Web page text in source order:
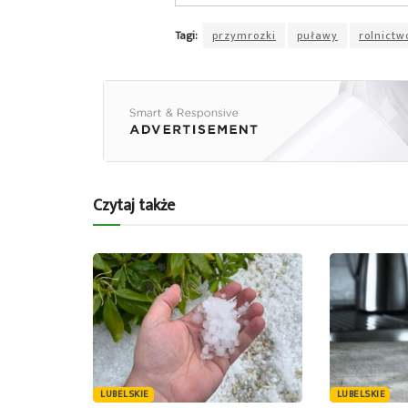
Tagi: przymrozki puławy
Czytaj także
LUBELSKIE LUBELSKIE